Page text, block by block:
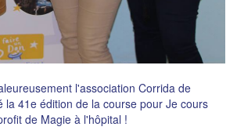
l'association Corrida de
la 41e édition de la course pour Je cours
de Magie à l'hôpital !